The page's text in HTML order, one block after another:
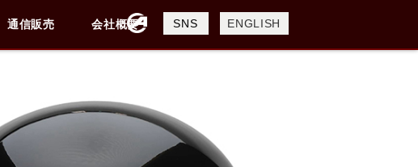
通信販売 会社概要
会社概要
採用情報
SNS ENGLISH